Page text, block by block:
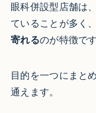
眼科併設型店舗は
ていることが多く、
寄れるのが特徴です
目的を一つにまと
通えます。